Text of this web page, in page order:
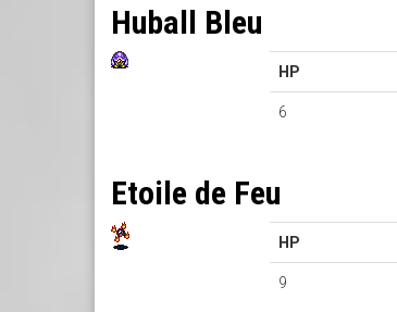
Huball Bleu
HP
6
Etoile de Feu
HP
9